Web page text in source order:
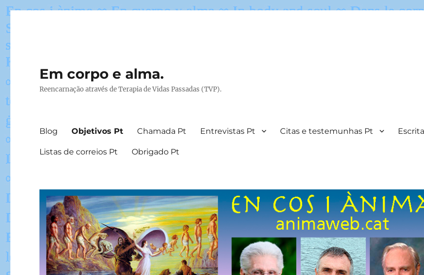
Em corpo e alma.
Reencarnação através de Terapia de Vidas Passadas (TVP).
Blog Objetivos Pt Chamada Pt Entrevistas Pt Citas e testemunhas Pt
Listas de correios Pt Obrigado Pt